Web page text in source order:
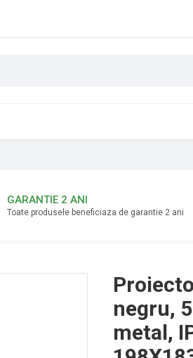
GARANTIE 2 ANI
Toate produsele beneficiaza de garantie 2 ani
negru,
metal,